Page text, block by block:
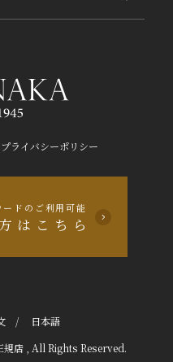
プライバシーポリシー
ドのご利用可能
はこちら
/ 日本語
店 , All Rights Reserved.